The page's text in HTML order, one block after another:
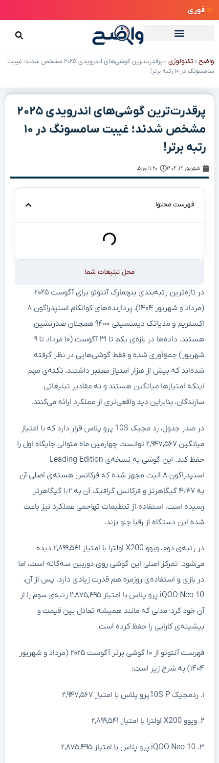
فوری
واضح »تکنولوژی »
پرقدرت‌ترین گوشی‌های اندرویدی ۲۰۲۵ مشخص شدند؛ غیبت
سامسونگ در ۱۰ رتبه برتر!
پرقدرت‌ترین گوشی‌های اندرویدی ۲۰۲۵
مشخص شدند؛ غیبت سامسونگ در ۱۰
رتبه برتر!
شهریور ۱۲, ۱۴۰۴ ۱۱:۲۰ ق٫ظ
فهرست محتوا
محل تبلیغات شما
در تازه‌ترین رتبه‌بندی بنچمارک آنتوتو برای آگوست ۲۰۲۵
(مرداد و شهریور ۱۴۰۴)، پردازنده‌های کوالکام اسنپدراگون ۸
اکستریم و مدیاتک دیمنسیتی ۹۴۰۰ همچنان صدرنشین
هستند. داده‌ها در بازه‌ی یکم تا ۳۱ آگوست (۱۰ مرداد تا ۹
شهریور) جمع‌آوری شده و فقط گوشی‌هایی در نظر گرفته
شده‌اند که بیش از هزار امتیاز معتبر داشتند. نکته‌ی مهم
اینکه امتیازها میانگین هستند و نه مقادیر تبلیغاتی
سازندگان، بنابراین دید واقعی‌تری از عملکرد ارائه می‌کنند.
در صدر جدول، رد مجیک 10S پرو پلاس قرار دارد که با امتیاز
میانگین ۲,۹۴۷,۵۶۷ توانست چهارمین ماه متوالی جایگاه اول را
حفظ کند. این گوشی به نسخه‌ی Leading Edition
اسنپدراگون ۸ الیت مجهز شده که فرکانس هسته‌ی اصلی آن
به ۴٫۴۷ گیگاهرتز و فرکانس گرافیک آن به ۱٫۲ گیگاهرتز
رسیده است. استفاده از تنظیمات تهاجمی عملکرد نیز باعث
شده این دستگاه از رقبا جلو بزند.
در رتبه‌ی دوم، ویوو X200 اولترا با امتیاز ۲,۸۹۹,۵۴۱ دیده
می‌شود. تمرکز اصلی این گوشی روی دوربین سه‌گانه است، اما
در بازی و استفاده‌ی روزمره هم قدرت زیادی دارد. پس از آن،
iQOO Neo 10 پرو پلاس با امتیاز ۲,۸۷۵,۴۹۵ رتبه‌ی سوم را از
آن خود کرد؛ مدلی که مانند همیشه تعادل بین قیمت و
بیشینه‌ی کارایی را حفظ کرده است.
فهرست آنتوتو از ۱۰ گوشی برتر آگوست ۲۰۲۵ (مرداد و شهریور
۱۴۰۴) به شرح زیر است:
۱. ردمجیک 10S Pپرو پلاس با امتیاز ۲,۹۴۷,۵۶۷
۲. ویوو X200 اولترا با امتیاز ۲,۸۹۹,۵۴۱
۳. iQOO Neo 10 پرو پلاس با امتیاز ۲,۸۷۵,۴۹۵